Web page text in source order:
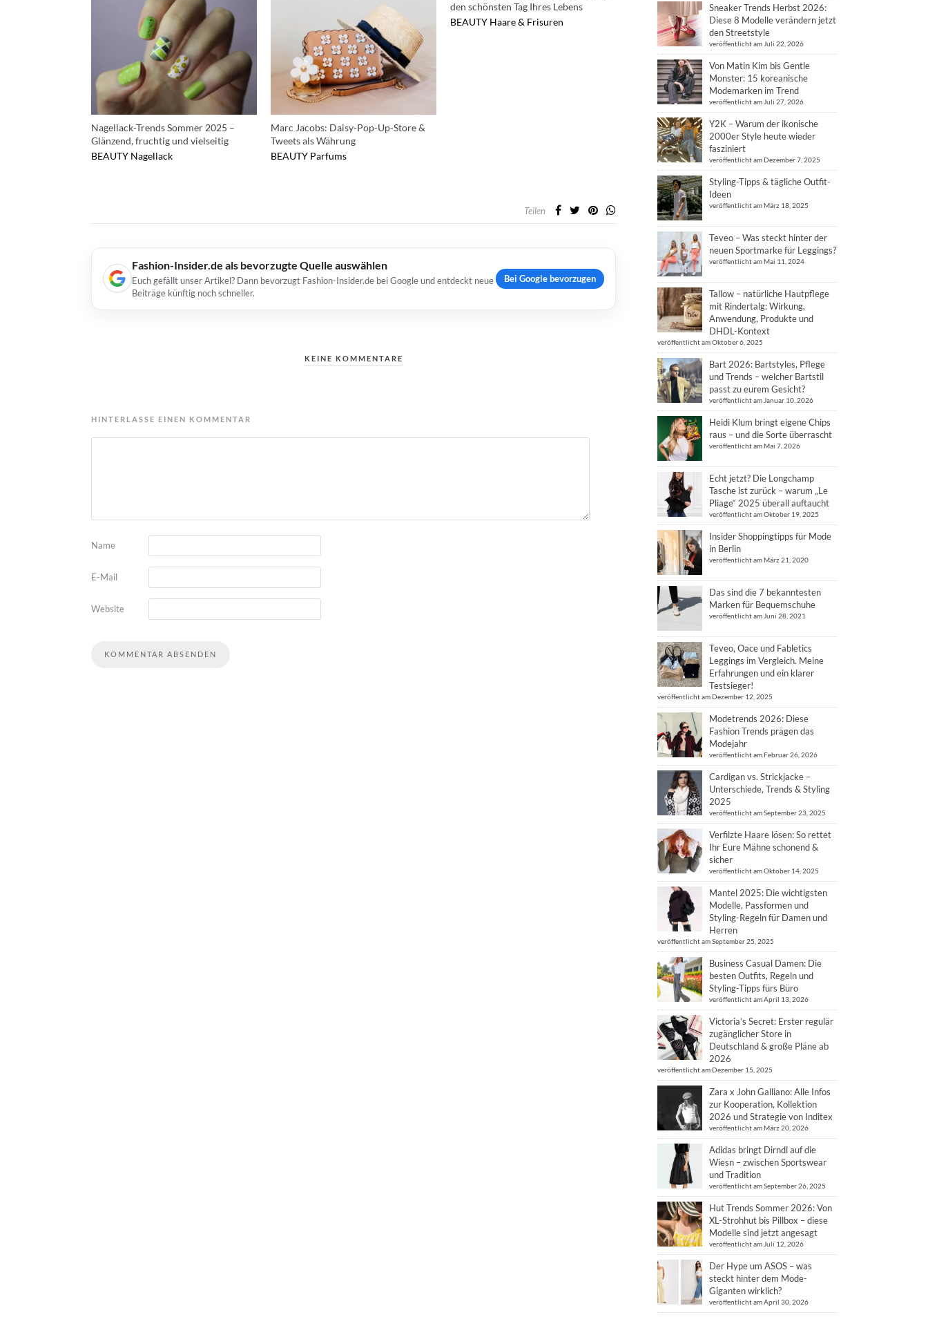
Nagellack-Trends Sommer 2025 –
Glänzend, fruchtig und vielseitig
BEAUTY Nagellack
Marc Jacobs: Daisy-Pop-Up-Store &
Tweets als Währung
BEAUTY Parfums
den schönsten Tag Ihres Lebens
BEAUTY Haare & Frisuren
Teilen
Fashion-Insider.de als bevorzugte Quelle auswählen
Euch gefällt unser Artikel? Dann bevorzugt Fashion-Insider.de bei Google und entdeckt neue
Beiträge künftig noch schneller.
Bei Google bevorzugen
KEINE KOMMENTARE
HINTERLASSE EINEN KOMMENTAR
Name
E-Mail
Website
Sneaker Trends Herbst 2026:
Diese 8 Modelle verändern jetzt
den Streetstyle
veröffentlicht am Juli 22, 2026
Von Matin Kim bis Gentle
Monster: 15 koreanische
Modemarken im Trend
veröffentlicht am Juli 27, 2026
Y2K – Warum der ikonische
2000er Style heute wieder
fasziniert
veröffentlicht am Dezember 7, 2025
Styling-Tipps & tägliche Outfit-
Ideen
veröffentlicht am März 18, 2025
Teveo – Was steckt hinter der
neuen Sportmarke für Leggings?
veröffentlicht am Mai 11, 2024
Tallow – natürliche Hautpflege
mit Rindertalg: Wirkung,
Anwendung, Produkte und
DHDL-Kontext
veröffentlicht am Oktober 6, 2025
Bart 2026: Bartstyles, Pflege
und Trends – welcher Bartstil
passt zu eurem Gesicht?
veröffentlicht am Januar 10, 2026
Heidi Klum bringt eigene Chips
raus – und die Sorte überrascht
veröffentlicht am Mai 7, 2026
Echt jetzt? Die Longchamp
Tasche ist zurück – warum „Le
Pliage“ 2025 überall auftaucht
veröffentlicht am Oktober 19, 2025
Insider Shoppingtipps für Mode
in Berlin
veröffentlicht am März 21, 2020
Das sind die 7 bekanntesten
Marken für Bequemschuhe
veröffentlicht am Juni 28, 2021
Teveo, Oace und Fabletics
Leggings im Vergleich. Meine
Erfahrungen und ein klarer
Testsieger!
veröffentlicht am Dezember 12, 2025
Modetrends 2026: Diese
Fashion Trends prägen das
Modejahr
veröffentlicht am Februar 26, 2026
Cardigan vs. Strickjacke –
Unterschiede, Trends & Styling
2025
veröffentlicht am September 23, 2025
Verfilzte Haare lösen: So rettet
Ihr Eure Mähne schonend &
sicher
veröffentlicht am Oktober 14, 2025
Mantel 2025: Die wichtigsten
Modelle, Passformen und
Styling-Regeln für Damen und
Herren
veröffentlicht am September 25, 2025
Business Casual Damen: Die
besten Outfits, Regeln und
Styling-Tipps fürs Büro
veröffentlicht am April 13, 2026
Victoria’s Secret: Erster regulär
zugänglicher Store in
Deutschland & große Pläne ab
2026
veröffentlicht am Dezember 15, 2025
Zara x John Galliano: Alle Infos
zur Kooperation, Kollektion
2026 und Strategie von Inditex
veröffentlicht am März 20, 2026
Adidas bringt Dirndl auf die
Wiesn – zwischen Sportswear
und Tradition
veröffentlicht am September 26, 2025
Hut Trends Sommer 2026: Von
XL-Strohhut bis Pillbox – diese
Modelle sind jetzt angesagt
veröffentlicht am Juli 12, 2026
Der Hype um ASOS – was
steckt hinter dem Mode-
Giganten wirklich?
veröffentlicht am April 30, 2026